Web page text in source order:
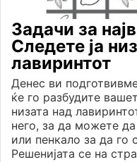
Задачи за
Следете ја
лавиринтот
Денес ви
ќе го разбудите
низата над
него, за да можете
или пенкало за да
Решенијата се на